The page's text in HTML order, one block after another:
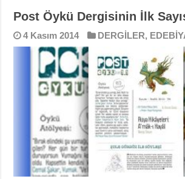
Post Öykü Dergisinin İlk
4 Kasım 2014 DERGİLER,